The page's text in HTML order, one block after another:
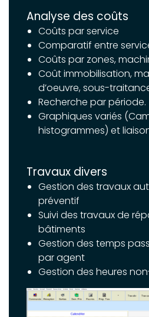
Analyse des coûts
Coûts par service
Comparatif entre
Coûts par zones,
Coût immobilisation,
d’oeuvre, sous-
Recherche par période.
Graphiques variés
histogrammes) et
Travaux divers
Gestion des travaux
préventif
Suivi des travaux de
bâtiments
Gestion des temps
par agent
Gestion des heures